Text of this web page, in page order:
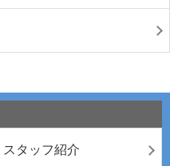
スタッフ紹介